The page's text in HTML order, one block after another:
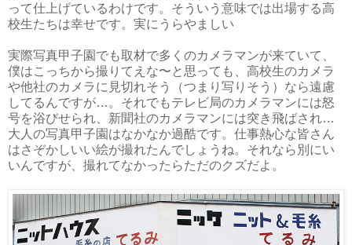
って仕上げているわけです。そういう意味では出場する高
校生たちは幸せです。実にうらやましい
実際写真甲子園でも取材で多くのカメラマンが来ていて、
僕はこっちから撮りてえな〜と思っても、高校生のカメラ
や他社のカメラに見切れそう（つまり写りそう）なら遠慮
してるんですが…。それでもテレビ局のカメラマンには怒
号を浴びせられ、新聞社のカメラマンには突き飛ばされ…
大人の写真甲子園はなかなか過酷です。仕事熱心な皆さん
はさぞかしいい絵が撮れたんでしょうね。それなら別にい
いんですが、撮れてなかったらただのクズだよ。